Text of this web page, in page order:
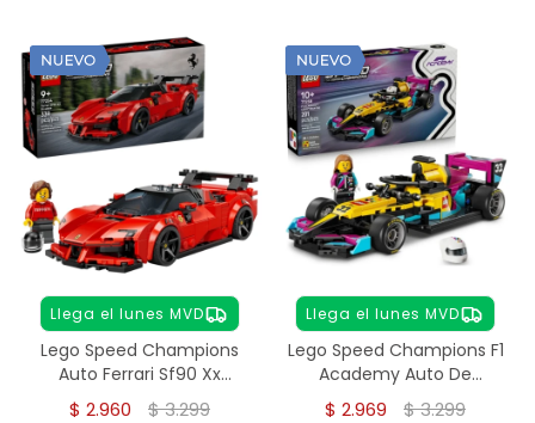
Llega el lunes MVD
Lego Speed Champions
Auto Ferrari Sf90 Xx
Stradale 77254
$ 2.960 $3.299
Llega el lunes MVD
Lego Speed Champions F1
Academy Auto De
Carreras - 77258
$ 2.969 $3.299